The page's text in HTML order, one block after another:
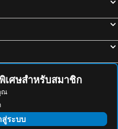
Orchids Guest House
Golden Triangle Palace
เดอะนอร์ท โฮเทล
Bees Smile Hotel
ศูนย์หัตถกรรมกระดาษสาและร่ม
เศษสำหรับสมาชิก
ณ
สู่ระบบ